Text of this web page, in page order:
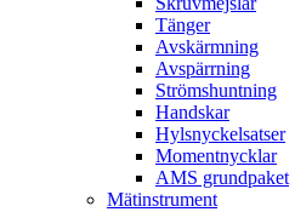
Tänger
Avskärmning
Avspärrning
Strömshuntning
Handskar
Hylsnyckelsatser
Momentnycklar
AMS grundpaket
Mätinstrument